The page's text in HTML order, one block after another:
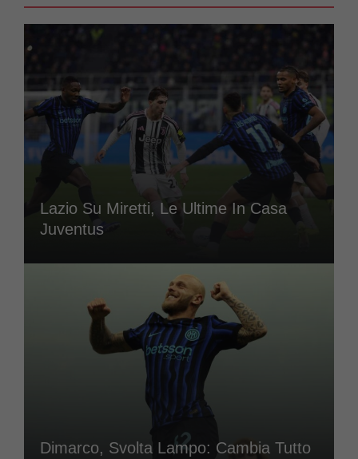
Lazio Su Miretti, Le Ultime In Casa
Juventus
Dimarco, Svolta Lampo: Cambia Tutto